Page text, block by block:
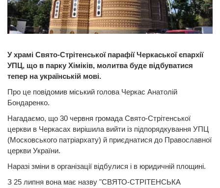
У храмі Свято-Стрітенської парафії Черкаської єпархії
УПЦ, що в парку Хіміків, молитва буде відбуватися
тепер на українській мові.
Про це повідомив міський голова Черкас Анатолій
Бондаренко.
Нагадаємо, що 30 червня громада Свято-Стрітенської
церкви в Черкасах вирішила вийти із підпорядкування УПЦ
(Московського патріархату) й приєднатися до Православної
церкви України.
Наразі зміни в організації відбулися і в юридичній площині.
З 25 липня вона має назву "СВЯТО-СТРІТЕНСЬКА